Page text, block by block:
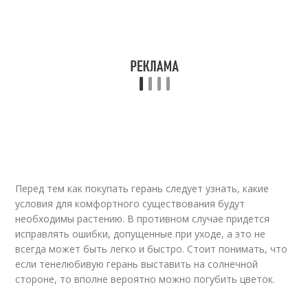
Перед тем как покупать герань следует узнать, какие
условия для комфортного существования будут
необходимы растению. В противном случае придется
исправлять ошибки, допущенные при уходе, а это не
всегда может быть легко и быстро. Стоит понимать, что
если тенелюбивую герань выставить на солнечной
стороне, то вполне вероятно можно погубить цветок.